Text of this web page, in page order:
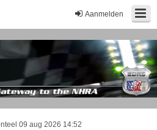
Aanmelden
09 aug 2026 14:52